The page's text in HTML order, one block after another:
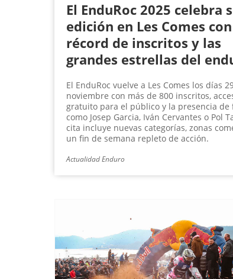
El EnduRoc 2025 celebra
edición en Les Comes con
récord de inscritos y las
grandes estrellas del
El EnduRoc vuelve a Les Comes los días
noviembre con más de 800 inscritos,
gratuito para el público y la presencia de
como Josep Garcia, Iván Cervantes o Pol
cita incluye nuevas categorías, zonas
un fin de semana repleto de acción.
Actualidad Enduro